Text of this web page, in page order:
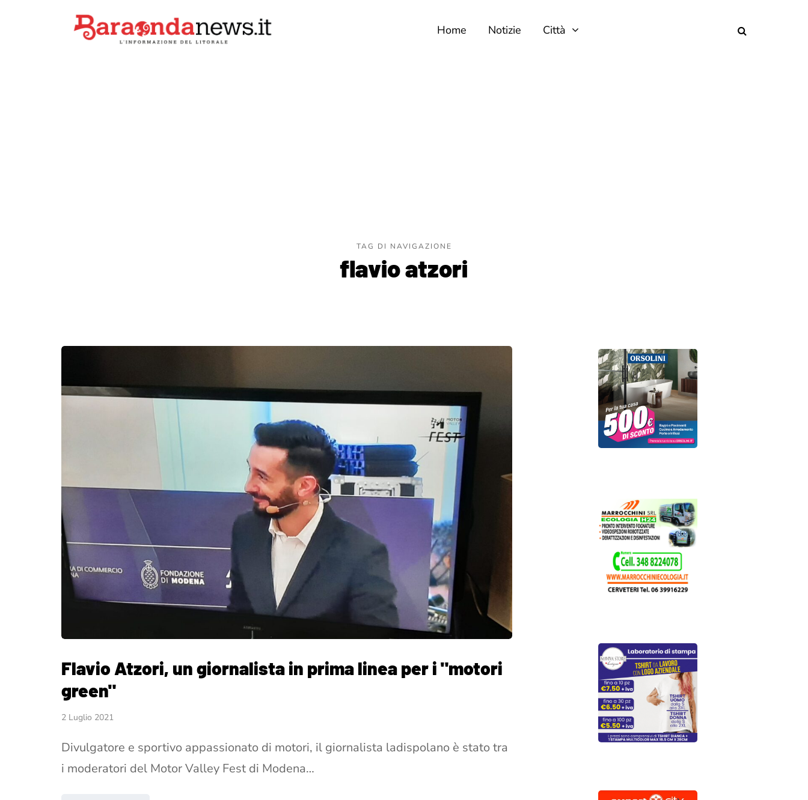
Home Notizie Città
TAG DI NAVIGAZIONE
flavio atzori
Flavio Atzori, un giornalista in prima linea per i "motori
green"
2 Luglio 2021
Divulgatore e sportivo appassionato di motori, il giornalista ladispolano è stato tra
i moderatori del Motor Valley Fest di Modena…